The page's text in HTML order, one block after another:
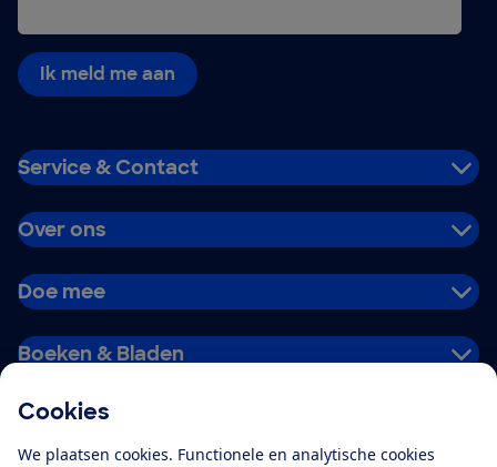
Cookies
We plaatsen cookies. Functionele en analytische cookies
Ik meld me aan
Service & Contact
Over ons
Doe mee
Boeken & Bladen